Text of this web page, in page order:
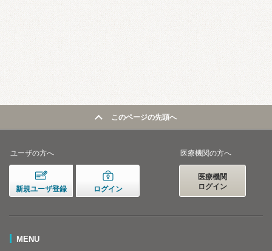
このページの先頭へ
ユーザの方へ
新規ユーザ登録 ログイン
医療機関の方へ
医療機関
ログイン
MENU